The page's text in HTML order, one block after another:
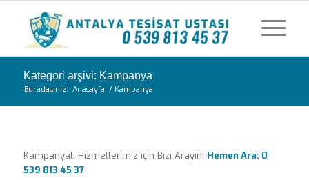
Kategori arşivi: Kampanya
Buradasınız: Anasayfa / Kampanya
Kampanyalı Hizmetlerimiz için Bizi Arayın! Hemen Ara: 0
539 813 45 37